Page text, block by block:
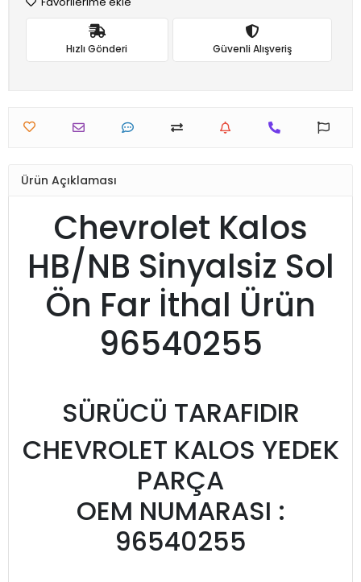
Hızlı Gönderi Güvenli Alışveriş
Ürün Açıklaması
Chevrolet Kalos
HB/NB Sinyalsiz Sol
Ön Far İthal Ürün
96540255
SÜRÜCÜ TARAFIDIR
CHEVROLET KALOS YEDEK
PARÇA
OEM NUMARASI :
96540255